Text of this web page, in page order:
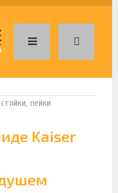
лейки
Kaiser